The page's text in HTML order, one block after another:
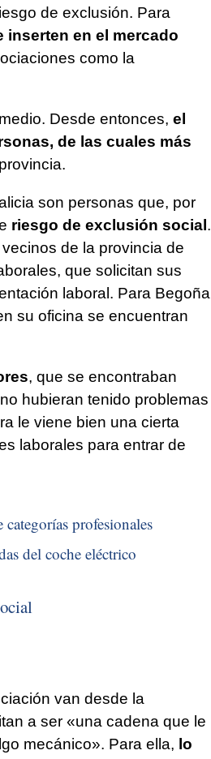
de exclusión. Para
en el mercado
como la
Desde entonces, el
de las cuales más
son personas que, por
riesgo de exclusión social .
de la provincia de
que solicitan sus
laboral. Para Begoña
su oficina se encuentran
, que se encontraban
hubieran tenido problemas
le viene bien una cierta
laborales para entrar de
profesionales
del coche eléctrico
van desde la
a ser «una cadena que le
mecánico». Para ella, lo